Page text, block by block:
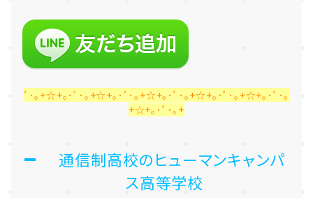
ﾟ･｡+☆+｡･ﾟ･｡+☆+｡･ﾟ･｡+☆+｡･ﾟ･｡+☆+｡･ﾟ･｡+☆+｡･ﾟ･｡
+☆+｡･ﾟ･｡+
通信制高校のヒューマンキャンパ
ス高等学校